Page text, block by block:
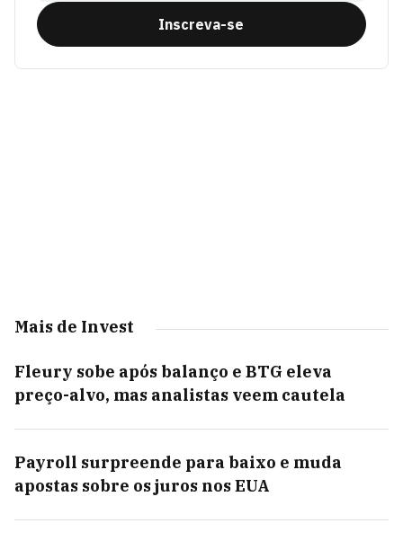
Inscreva-se
Mais de Invest
Fleury sobe após balanço e BTG eleva
preço-alvo, mas analistas veem cautela
Payroll surpreende para baixo e muda
apostas sobre os juros nos EUA